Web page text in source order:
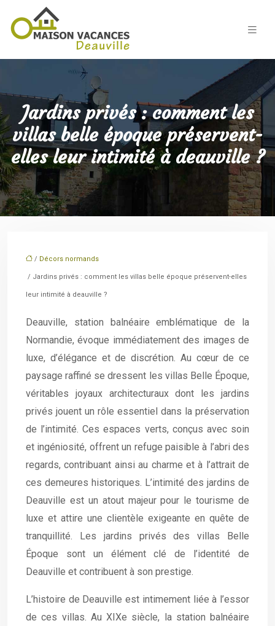
Jardins privés : comment les
villas belle époque préservent-
elles leur intimité à deauville ?
/ Décors normands
/ Jardins privés : comment les villas belle époque préservent-elles
leur intimité à deauville ?
Deauville, station balnéaire emblématique de la
Normandie, évoque immédiatement des images de
luxe, d’élégance et de discrétion. Au cœur de ce
paysage raffiné se dressent les villas Belle Époque,
véritables joyaux architecturaux dont les jardins
privés jouent un rôle essentiel dans la préservation
de l’intimité. Ces espaces verts, conçus avec soin
et ingéniosité, offrent un refuge paisible à l’abri des
regards, contribuant ainsi au charme et à l’attrait de
ces demeures historiques. L’intimité des jardins de
Deauville est un atout majeur pour le tourisme de
luxe et attire une clientèle exigeante en quête de
tranquillité. Les jardins privés des villas Belle
Époque sont un élément clé de l’identité de
Deauville et contribuent à son prestige.
L’histoire de Deauville est intimement liée à l’essor
de ces villas. Au XIXe siècle, la station balnéaire